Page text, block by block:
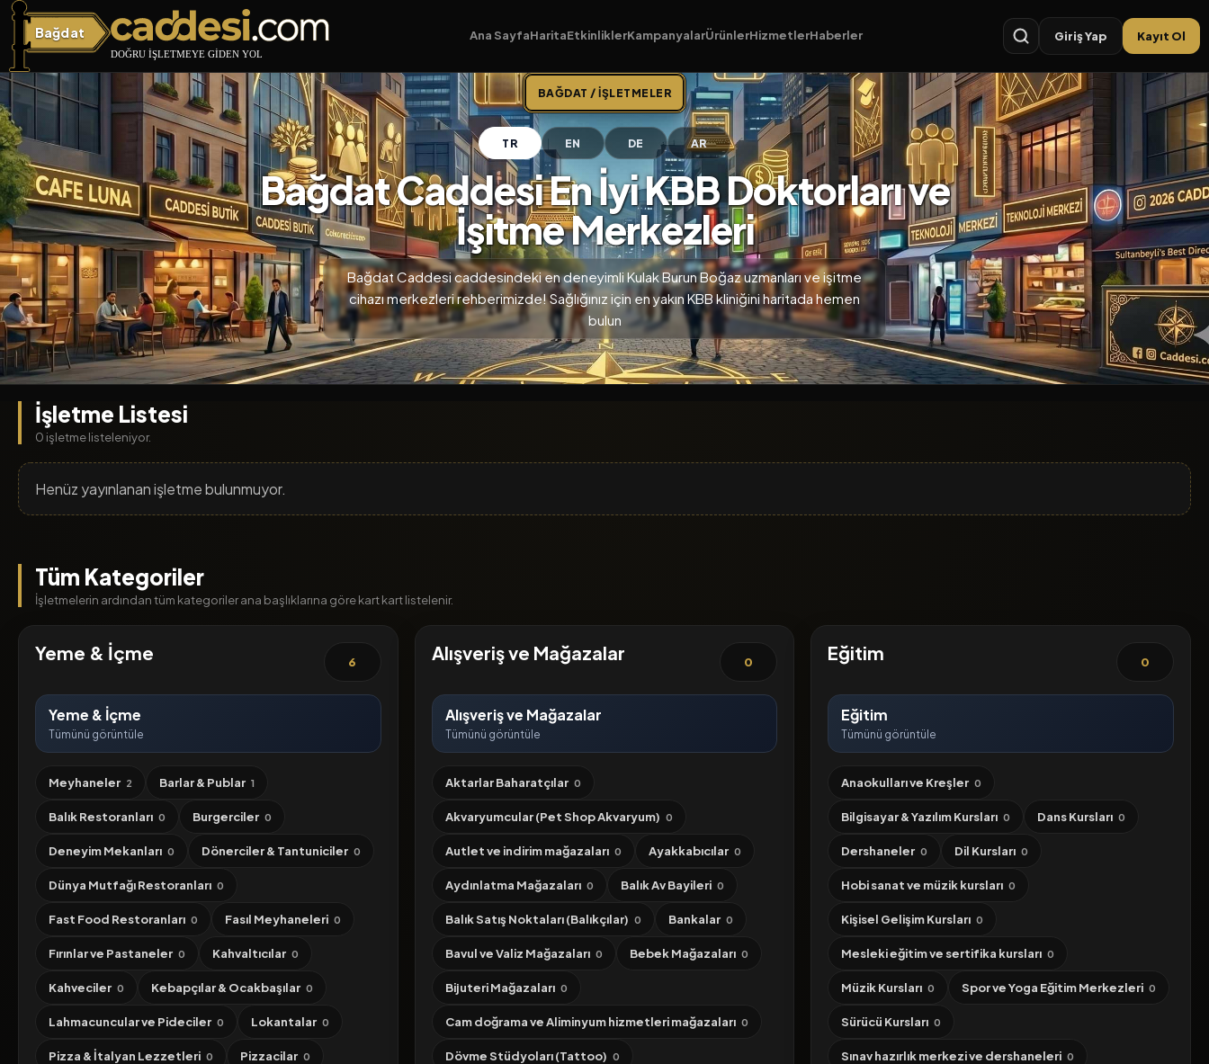
Bağdat
Bağdat Caddesi Ana SayfaHaritaEtkinliklerKampanyalarÜrünlerHizmetlerHaberler Giriş Yap Kayıt Ol
BAĞDAT / İŞLETMELER
TR EN DE AR
Bağdat Caddesi En İyi KBB Doktorları ve
İşitme Merkezleri
Bağdat Caddesi caddesindeki en deneyimli Kulak Burun Boğaz uzmanları ve işitme
cihazı merkezleri rehberimizde! Sağlığınız için en yakın KBB kliniğini haritada hemen
bulun
İşletme Listesi
0 işletme listeleniyor.
Henüz yayınlanan işletme bulunmuyor.
Tüm Kategoriler
İşletmelerin ardından tüm kategoriler ana başlıklarına göre kart kart listelenir.
Yeme & İçme 6
Yeme & İçme
Tümünü görüntüle
Meyhaneler 2 Barlar & Publar 1
Balık Restoranları 0 Burgerciler 0
Deneyim Mekanları 0 Dönerciler & Tantuniciler 0
Dünya Mutfağı Restoranları 0
Fast Food Restoranları 0 Fasıl Meyhaneleri 0
Fırınlar ve Pastaneler 0 Kahvaltıcılar 0
Kahveciler 0 Kebapçılar & Ocakbaşılar 0
Lahmacuncular ve Pideciler 0 Lokantalar 0
Pizza & İtalyan Lezzetleri 0 Pizzacilar 0
Alışveriş ve Mağazalar 0
Alışveriş ve Mağazalar
Tümünü görüntüle
Aktarlar Baharatçılar 0
Akvaryumcular (Pet Shop Akvaryum) 0
Autlet ve indirim mağazaları 0 Ayakkabıcılar 0
Aydınlatma Mağazaları 0 Balık Av Bayileri 0
Balık Satış Noktaları (Balıkçılar) 0 Bankalar 0
Bavul ve Valiz Mağazaları 0 Bebek Mağazaları 0
Bijuteri Mağazaları 0
Cam doğrama ve Aliminyum hizmetleri mağazaları 0
Dövme Stüdyoları (Tattoo) 0
Eğitim 0
Eğitim
Tümünü görüntüle
Anaokulları ve Kreşler 0
Bilgisayar & Yazılım Kursları 0 Dans Kursları 0
Dershaneler 0 Dil Kursları 0
Hobi sanat ve müzik kursları 0
Kişisel Gelişim Kursları 0
Mesleki eğitim ve sertifika kursları 0
Müzik Kursları 0 Spor ve Yoga Eğitim Merkezleri 0
Sürücü Kursları 0
Sınav hazırlık merkezi ve dershaneleri 0